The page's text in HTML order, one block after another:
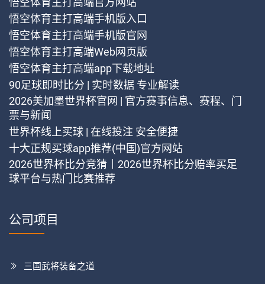
悟空体育主打高端手机版入口
悟空体育主打高端手机版官网
悟空体育主打高端Web网页版
悟空体育主打高端app下载地址
90足球即时比分 | 实时数据 专业解读
2026美加墨世界杯官网 | 官方赛事信息、赛程、门
票与新闻
世界杯线上买球 | 在线投注 安全便捷
十大正规买球app推荐(中国)官方网站
2026世界杯比分竞猜丨2026世界杯比分赔率买足
球平台与热门比赛推荐
公司项目
三国武将装备之道